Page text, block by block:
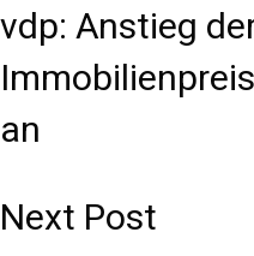
vdp: Anstieg
an
Next Post